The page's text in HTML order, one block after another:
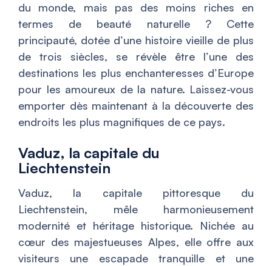
du monde, mais pas des moins riches en
termes de beauté naturelle ? Cette
principauté, dotée d’une histoire vieille de plus
de trois siècles, se révèle être l’une des
destinations les plus enchanteresses d’Europe
pour les amoureux de la nature. Laissez-vous
emporter dès maintenant à la découverte des
endroits les plus magnifiques de ce pays.
Vaduz, la capitale du
Liechtenstein
Vaduz, la capitale pittoresque du
Liechtenstein, mêle harmonieusement
modernité et héritage historique. Nichée au
cœur des majestueuses Alpes, elle offre aux
visiteurs une escapade tranquille et une